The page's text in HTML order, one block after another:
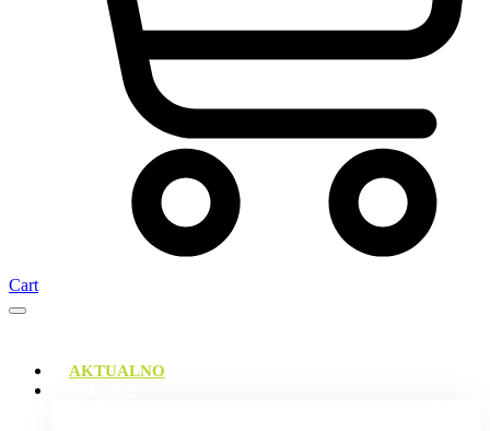
Cart
AKTUALNO